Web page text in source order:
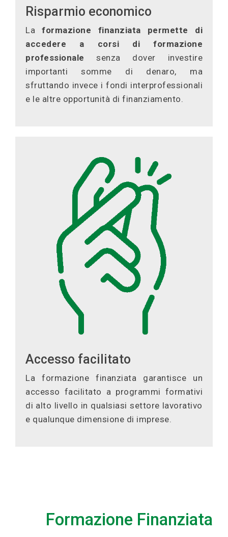
Risparmio economico
Laformazione finanziata permette di
accedere a corsi di formazione
professionale senza dover investire
importanti somme di denaro, ma
sfruttando invece i fondi interprofessionali
e le altre opportunità di finanziamento.
Accesso facilitato
La formazione finanziata garantisce un
accesso facilitato a programmi formativi
di alto livello in qualsiasi settore lavorativo
e qualunque dimensione di imprese.
Formazione Finanziata